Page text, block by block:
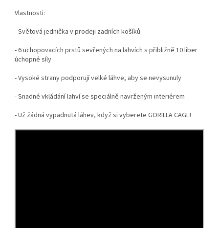
Vlastnosti:
- Světová jednička v prodeji zadních košíků
- 6 uchopovacích prstů sevřených na lahvích s přibližně 10 liber
úchopné síly
- Vysoké strany podporují velké láhve, aby se nevysunuly
- Snadné vkládání lahví se speciálně navrženým interiérem
- Už žádná vypadnutá láhev, když si vyberete GORILLA CAGE!